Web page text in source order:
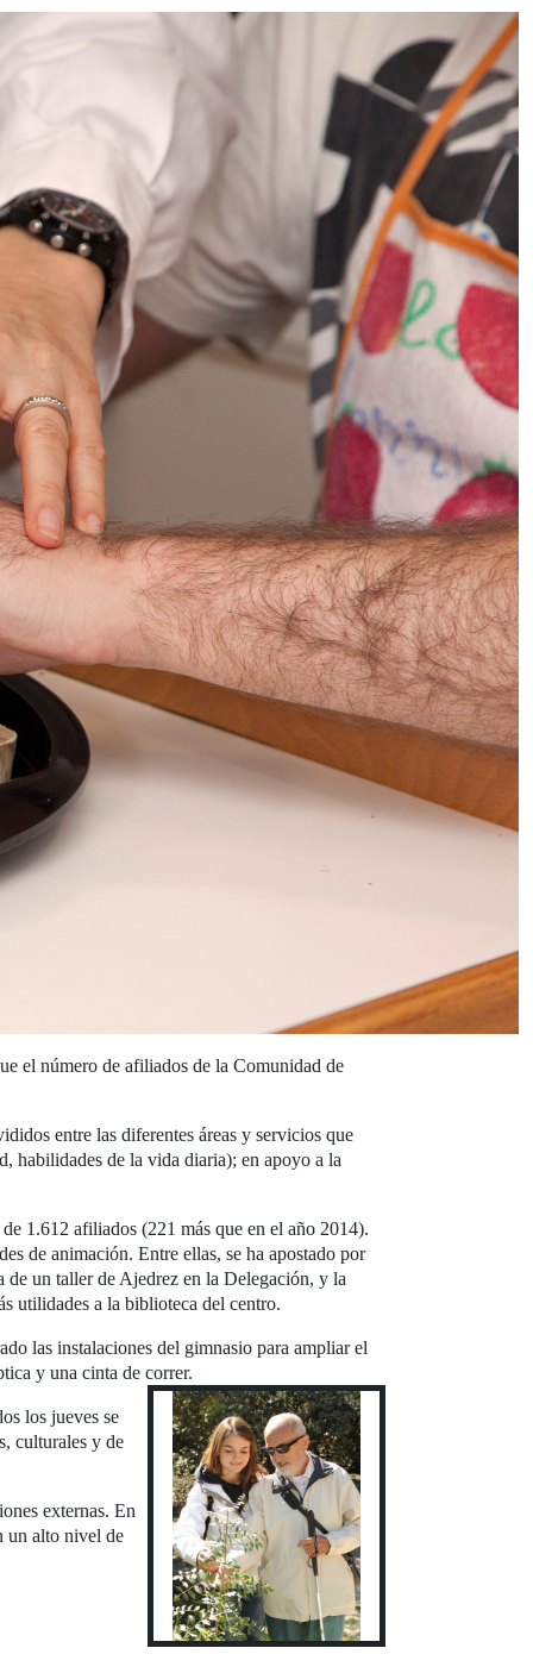
el número de afiliados de la Comunidad de
entre las diferentes áreas y servicios que
habilidades de la vida diaria); en apoyo a la
1.612 afiliados (221 más que en el año 2014).
de animación. Entre ellas, se ha apostado por
de un taller de Ajedrez en la Delegación, y la
utilidades a la biblioteca del centro.
las instalaciones del gimnasio para ampliar el
y una cinta de correr.
los jueves se
culturales y de
externas. En
un alto nivel de